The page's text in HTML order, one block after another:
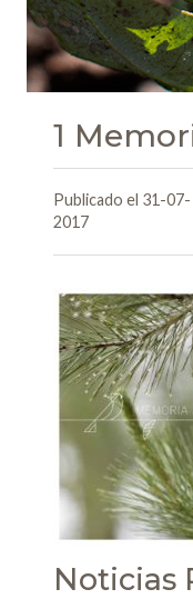
1
Publicado el 31-07-
2017
Noticias